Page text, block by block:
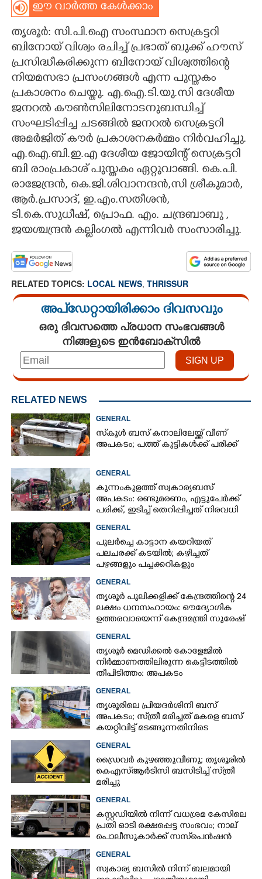
CARTOONS
LITERATURE
CONTACT US
ഈ വാർത്ത കേൾക്കാം
തൃശൂർ: സി.പി.ഐ സംസ്ഥാന സെക്രട്ടറി
ബിനോയ് വിശ്വം രചിച്ച് പ്രഭാത് ബുക്ക് ഹൗസ്
പ്രസിദ്ധീകരിക്കുന്ന ബിനോയ് വിശ്വത്തിന്റെ
നിയമസഭാ പ്രസംഗങ്ങൾ എന്ന പുസ്തകം
പ്രകാശനം ചെയ്തു. എ.ഐ.ടി.യു.സി ദേശീയ
ജനറൽ കൗൺസിലിനോടനുബന്ധിച്ച്
സംഘടിപ്പിച്ച ചടങ്ങിൽ ജനറൽ സെക്രട്ടറി
അമർജിത് കൗർ പ്രകാശനകർമ്മം നിർവഹിച്ചു.
എ.ഐ.ബി.ഇ.എ ദേശീയ ജോയിന്റ് സെക്രട്ടറി
ബി രാംപ്രകാശ് പുസ്തകം ഏറ്റുവാങ്ങി. കെ.പി.
രാജേന്ദ്രൻ, കെ.ജി.ശിവാനന്ദൻ,സി ശ്രീകുമാർ,
ആർ.പ്രസാദ്, ഇ.എം.സതീശൻ,
ടി.കെ.സുധീഷ്, പ്രൊഫ. എം. ചന്ദ്രബാബു ,
ജയശ്ചന്ദ്രൻ കല്ലിംഗൽ എന്നിവർ സംസാരിച്ചു.
RELATED TOPICS: LOCAL NEWS, THRISSUR
അപ്ഡേറ്റായിരിക്കാം ദിവസവും
ഒരു ദിവസത്തെ പ്രധാന സംഭവങ്ങൾ
നിങ്ങളുടെ ഇൻബോക്സിൽ
RELATED NEWS
GENERAL
സ്‌കൂൾ ബസ് കനാലിലേയ്ക്ക് വീണ്
അപകടം; പത്ത് കുട്ടികൾക്ക് പരിക്ക്
GENERAL
കുന്നംകുളത്ത് സ്വകാര്യബസ്
അപകടം: രണ്ടുമരണം, എട്ടുപേർക്ക്
പരിക്ക്, ഇടിച്ച് തെറിപ്പിച്ചത് നിരവധി
വാഹനങ്ങളെ
GENERAL
പുലർച്ചെ കാട്ടാന കയറിയത്
പലചരക്ക് കടയിൽ; കഴിച്ചത്
പഴങ്ങളും പച്ചക്കറികളും
GENERAL
തൃശൂർ പുലിക്കളിക്ക് കേന്ദ്രത്തിന്റെ 24
ലക്ഷം ധനസഹായം: ഔദ്യോഗിക
ഉത്തരവായെന്ന് കേന്ദ്രമന്ത്രി സുരേഷ്
ഗോപി
GENERAL
തൃശൂർ മെഡിക്കൽ കോളേജിൽ
നിർമ്മാണത്തിലിരുന്ന കെട്ടിടത്തിൽ
തീപിടിത്തം: അപകടം
മൂന്നാംനിലയിൽ
GENERAL
തൃശൂരിലെ പ്രിയദർശിനി ബസ്
അപകടം; സ്‌ത്രീ മരിച്ചത് മകളെ ബസ്
കയറ്റിവിട്ട് മടങ്ങുന്നതിനിടെ
GENERAL
ഡ്രൈവർ കുഴഞ്ഞുവീണു; തൃശൂരിൽ
കെഎസ്‌ആർടിസി ബസിടിച്ച് സ്‌ത്രീ
മരിച്ചു
GENERAL
കസ്റ്റഡിയിൽ നിന്ന് വധശ്രമ കേസിലെ
പ്രതി ഓടി രക്ഷപ്പെട്ട സംഭവം; നാല്
പൊലീസുകാർക്ക് സസ്‌പെൻഷൻ
GENERAL
സ്വകാര്യ ബസിൽ നിന്ന് ബലമായി